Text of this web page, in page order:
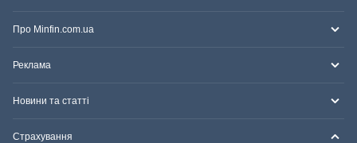
Про Minfin.com.ua
Реклама
Новини та статті
Страхування